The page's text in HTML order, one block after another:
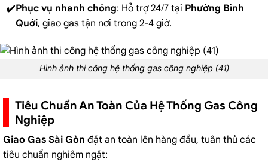
Phục vụ nhanh chóng: Hỗ trợ 24/7 tại Phường Bình
Quới, giao gas tận nơi trong 2-4 giờ.
Hình ảnh thi công hệ thống gas công nghiệp (41)
Tiêu Chuẩn An Toàn Của Hệ Thống Gas Công
Nghiệp
Giao Gas Sài Gòn đặt an toàn lên hàng đầu, tuân thủ các
tiêu chuẩn nghiêm ngặt: